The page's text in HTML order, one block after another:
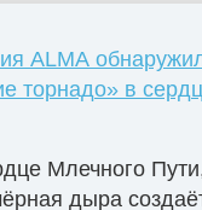
ALMA
торнадо» в
Млечного
дыра